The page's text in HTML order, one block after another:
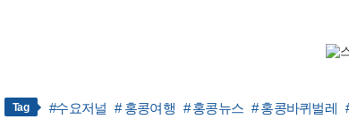
Tag #수요저널 # 홍콩여행 # 홍콩뉴스 # 홍콩바퀴벌레